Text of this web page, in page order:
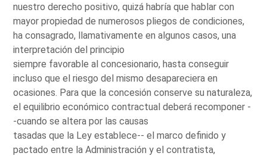
nuestro derecho positivo, quizá habría que hablar con
mayor propiedad de numerosos pliegos de condiciones,
ha consagrado, llamativamente en algunos casos, una
interpretación del principio
siempre favorable al concesionario, hasta conseguir
incluso que el riesgo del mismo desapareciera en
ocasiones. Para que la concesión conserve su naturaleza,
el equilibrio económico contractual deberá recomponer -
-cuando se altera por las causas
tasadas que la Ley establece-- el marco definido y
pactado entre la Administración y el contratista,